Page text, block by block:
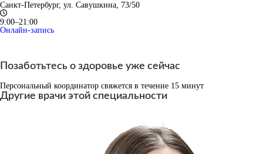
Санкт-Петербург, ул. Савушкина, 73/50
9:00–21:00
Онлайн-запись
Позаботьтесь о здоровье уже сейчас
Персональный координатор свяжется в течение 15 минут
Другие врачи этой специальности